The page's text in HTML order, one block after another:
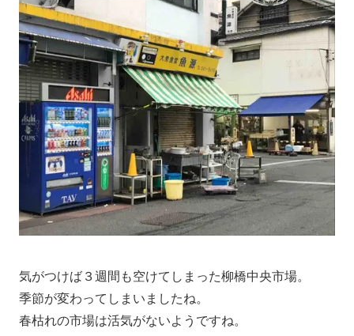
気がつけば３週間も空けてしまった柳橋中央市場。
季節が変わってしまいましたね。
春枯れの市場は活気がないようですね。